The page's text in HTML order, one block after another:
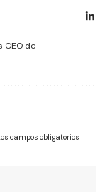
CEO de
campos obligatorios